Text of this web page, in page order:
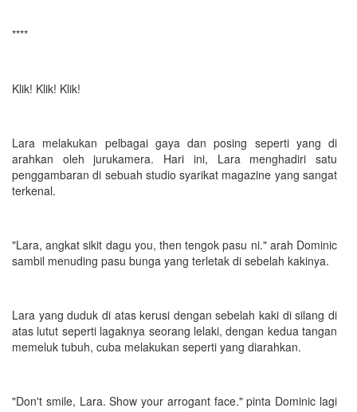
****
Klik! Klik! Klik!
Lara melakukan pelbagai gaya dan posing seperti yang di
arahkan oleh jurukamera. Hari ini, Lara menghadiri satu
penggambaran di sebuah studio syarikat magazine yang sangat
terkenal.
"Lara, angkat sikit dagu you, then tengok pasu ni." arah Dominic
sambil menuding pasu bunga yang terletak di sebelah kakinya.
Lara yang duduk di atas kerusi dengan sebelah kaki di silang di
atas lutut seperti lagaknya seorang lelaki, dengan kedua tangan
memeluk tubuh, cuba melakukan seperti yang diarahkan.
"Don't smile, Lara. Show your arrogant face." pinta Dominic lagi